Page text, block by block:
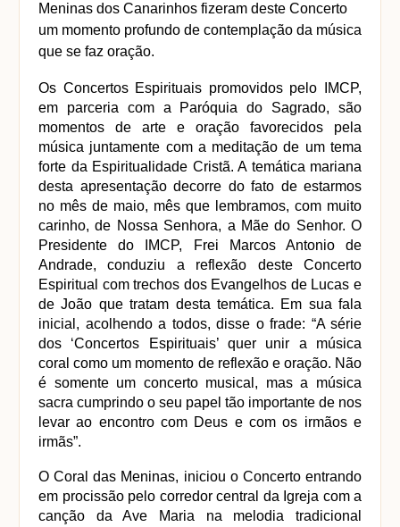
Meninas dos Canarinhos fizeram deste Concerto
um momento profundo de contemplação da música
que se faz oração.
Os Concertos Espirituais promovidos pelo IMCP,
em parceria com a Paróquia do Sagrado, são
momentos de arte e oração favorecidos pela
música juntamente com a meditação de um tema
forte da Espiritualidade Cristã. A temática mariana
desta apresentação decorre do fato de estarmos
no mês de maio, mês que lembramos, com muito
carinho, de Nossa Senhora, a Mãe do Senhor. O
Presidente do IMCP, Frei Marcos Antonio de
Andrade, conduziu a reflexão deste Concerto
Espiritual com trechos dos Evangelhos de Lucas e
de João que tratam desta temática. Em sua fala
inicial, acolhendo a todos, disse o frade: “A série
dos ‘Concertos Espirituais’ quer unir a música
coral como um momento de reflexão e oração. Não
é somente um concerto musical, mas a música
sacra cumprindo o seu papel tão importante de nos
levar ao encontro com Deus e com os irmãos e
irmãs”.
O Coral das Meninas, iniciou o Concerto entrando
em procissão pelo corredor central da Igreja com a
canção da Ave Maria na melodia tradicional